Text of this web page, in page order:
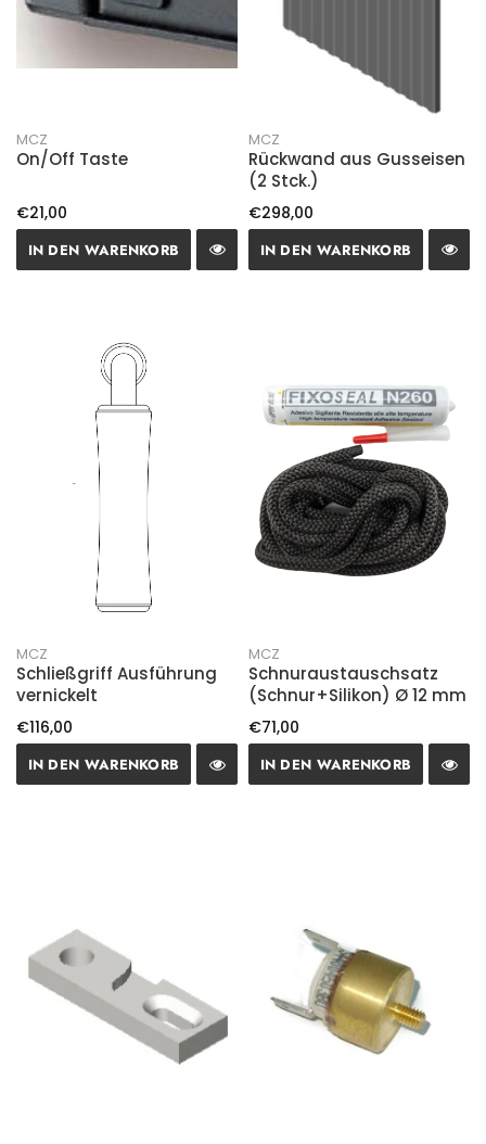
MCZ
On/Off Taste
€21,00
IN DEN WARENKORB
MCZ
Rückwand aus Gusseisen
(2 Stck.)
€298,00
IN DEN WARENKORB
MCZ
Schließgriff Ausführung
vernickelt
€116,00
IN DEN WARENKORB
MCZ
Schnuraustauschsatz
(Schnur+Silikon) Ø 12 mm
€71,00
IN DEN WARENKORB